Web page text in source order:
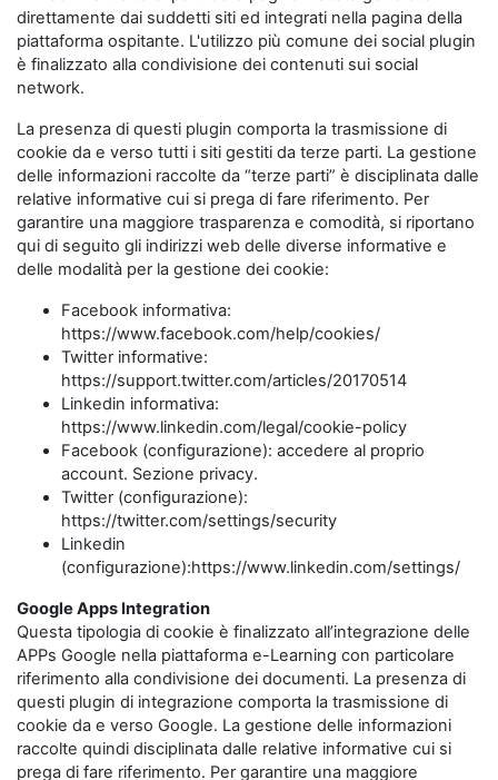
direttamente dai suddetti siti ed integrati nella pagina della
piattaforma ospitante. L'utilizzo più comune dei social plugin
è finalizzato alla condivisione dei contenuti sui social
network.
La presenza di questi plugin comporta la trasmissione di
cookie da e verso tutti i siti gestiti da terze parti. La gestione
delle informazioni raccolte da “terze parti” è disciplinata dalle
relative informative cui si prega di fare riferimento. Per
garantire una maggiore trasparenza e comodità, si riportano
qui di seguito gli indirizzi web delle diverse informative e
delle modalità per la gestione dei cookie:
Facebook informativa:
https://www.facebook.com/help/cookies/
Twitter informative:
https://support.twitter.com/articles/20170514
Linkedin informativa:
https://www.linkedin.com/legal/cookie-policy
Facebook (configurazione): accedere al proprio
account. Sezione privacy.
Twitter (configurazione):
https://twitter.com/settings/security
Linkedin
(configurazione):https://www.linkedin.com/settings/
Google Apps Integration
Questa tipologia di cookie è finalizzato all’integrazione delle
APPs Google nella piattaforma e-Learning con particolare
riferimento alla condivisione dei documenti. La presenza di
questi plugin di integrazione comporta la trasmissione di
cookie da e verso Google. La gestione delle informazioni
raccolte quindi disciplinata dalle relative informative cui si
prega di fare riferimento. Per garantire una maggiore